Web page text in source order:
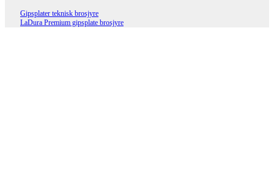
Gipsplater teknisk brosjyre
LaDura Premium gipsplate brosjyre